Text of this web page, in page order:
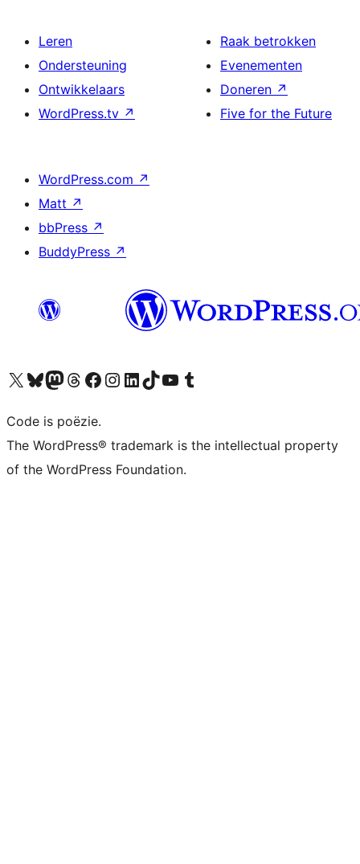
Leren
Ondersteuning
Ontwikkelaars
WordPress.tv ↗
Raak betrokken
Evenementen
Doneren ↗
Five for the Future
WordPress.com ↗
Matt ↗
bbPress ↗
BuddyPress ↗
Bezoek ons X (voorheen Twitter) account
Bezoek ons Bluesky account
Bezoek ons Mastodon account
Bezoek ons Threads account
Onze Facebook pagina bezoeken
Bezoek ons Instagram account
Bezoek ons LinkedIn account
Bezoek ons TikTok account
Bezoek ons YouTube kanaalBezoek ons Tumblr account
Code is poëzie.
The WordPress® trademark is the intellectual property
of the WordPress Foundation.